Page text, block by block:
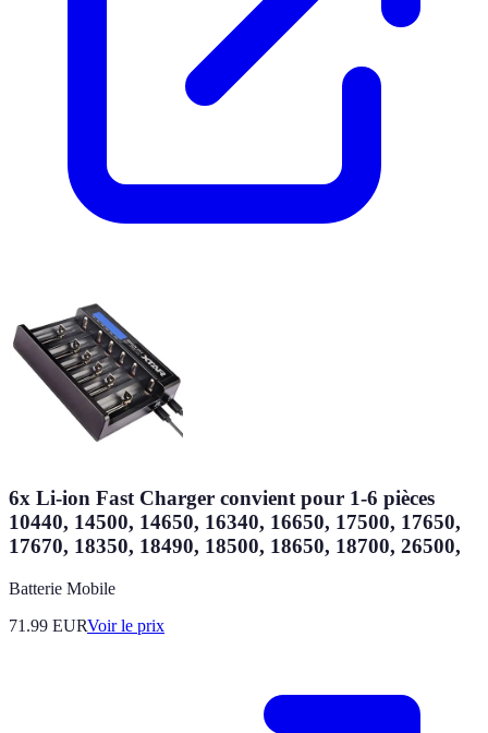
6x Li-ion Fast Charger convient pour 1-6 pièces
10440, 14500, 14650, 16340, 16650, 17500, 17650,
17670, 18350, 18490, 18500, 18650, 18700, 26500,
Batterie Mobile
71.99 EURVoir le prix